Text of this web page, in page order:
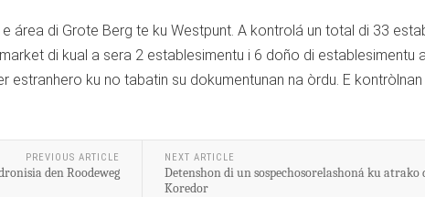
área di Grote Berg te ku Westpunt. A kontrolá un total di 33
di kual a sera 2 establesimentu i 6 doño di establesimentu
estranhero ku no tabatin su dokumentunan na òrdu. E
PREVIOUS ARTICLE
den Roodeweg
NEXT ARTICLE
Detenshon di un sospechosorelashoná ku atrako
Koredor